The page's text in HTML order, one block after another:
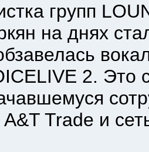
групп
на днях
2. Это
Trade и